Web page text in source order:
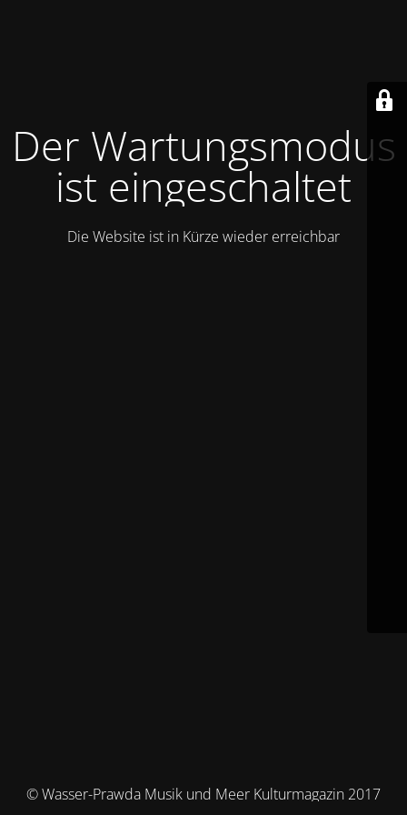
Der Wartungsmodus
ist eingeschaltet
Die Website ist in Kürze wieder erreichbar
© Wasser-Prawda Musik und Meer Kulturmagazin 2017